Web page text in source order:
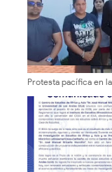
Protesta pacífica en
firmes ante caso de